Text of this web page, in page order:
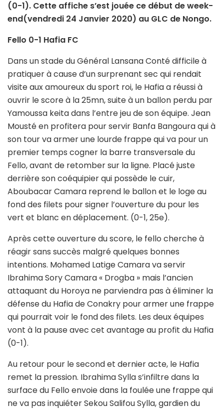
(0-1). Cette affiche s’est jouée ce début de week-
end(vendredi 24 Janvier 2020) au GLC de Nongo.
Fello 0-1 Hafia FC
Dans un stade du Général Lansana Conté difficile à
pratiquer à cause d’un surprenant sec qui rendait
visite aux amoureux du sport roi, le Hafia a réussi à
ouvrir le score à la 25mn, suite à un ballon perdu par
Yamoussa keita dans l’entre jeu de son équipe. Jean
Mousté en profitera pour servir Banfa Bangoura qui à
son tour va armer une lourde frappe qui va pour un
premier temps cogner la barre transversale du
Fello, avant de retomber sur la ligne. Placé juste
derrière son coéquipier qui possède le cuir,
Aboubacar Camara reprend le ballon et le loge au
fond des filets pour signer l’ouverture du pour les
vert et blanc en déplacement. (0-1, 25e).
Après cette ouverture du score, le fello cherche à
réagir sans succès malgré quelques bonnes
intentions. Mohamed Latige Camara va servir
Ibrahima Sory Camara « Drogba » mais l’ancien
attaquant du Horoya ne parviendra pas à éliminer la
défense du Hafia de Conakry pour armer une frappe
qui pourrait voir le fond des filets. Les deux équipes
vont à la pause avec cet avantage au profit du Hafia
(0-1).
Au retour pour le second et dernier acte, le Hafia
remet la pression. Ibrahima Sylla s’infiltre dans la
surface du Fello envoie dans la foulée une frappe qui
ne va pas inquiéter Sekou Salifou Sylla, gardien du